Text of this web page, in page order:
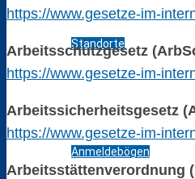
Standorte
Anmeldebögen
https://www.gesetze-im-
Arbeitsschutzgesetz
https://www.gesetze-im-
Arbeitssicherheitsgesetz
https://www.gesetze-im-
Arbeitsstättenverordnung